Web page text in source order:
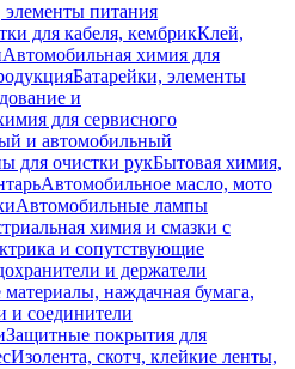
элементы питания
для кабеля, кембрикКлей,
Автомобильная химия для
Батарейки, элементы
и
для сервисного
и автомобильный
для очистки рукБытовая химия,
Автомобильное масло, мото
Автомобильные лампы
химия и смазки с
и сопутствующие
и держатели
наждачная бумага,
и соединители
Защитные покрытия для
Изолента, скотч, клейкие ленты,